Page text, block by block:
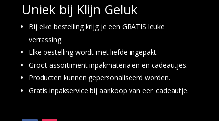
Uniek bij Klijn Geluk
Bij elke bestelling krijg je een GRATIS leuke
verrassing.
Elke bestelling wordt met liefde ingepakt.
Groot assortiment inpakmaterialen en cadeautjes.
Producten kunnen gepersonaliseerd worden.
Gratis inpakservice bij aankoop van een cadeautje.